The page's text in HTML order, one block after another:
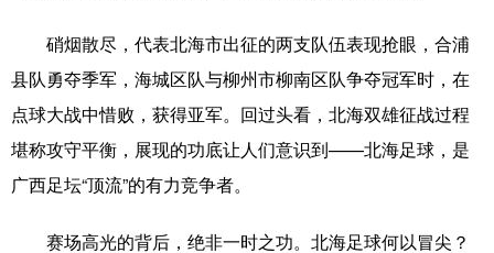
科技 科普 体育 文化
健康 军事 访谈 视频
图片 中央文件 金融 汽车
硝烟散尽，代表北海市出征的两支队伍表现抢眼，合浦
县队勇夺季军，海城区队与柳州市柳南区队争夺冠军时，在
点球大战中惜败，获得亚军。回过头看，北海双雄征战过程
堪称攻守平衡，展现的功底让人们意识到——北海足球，是
广西足坛“顶流”的有力竞争者。
赛场高光的背后，绝非一时之功。北海足球何以冒尖？